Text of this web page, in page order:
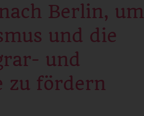
Berlin, um
und die
und
zu fördern